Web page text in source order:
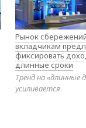
Рынок
вкладчикам
фиксировать
длинные сроки
Тренд на «длинные
усиливается